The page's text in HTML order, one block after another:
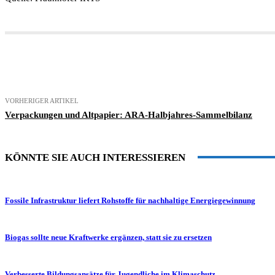
VORHERIGER ARTIKEL
Verpackungen und Altpapier: ARA-Halbjahres-Sammelbilanz
KÖNNTE SIE AUCH INTERESSIEREN
Fossile Infrastruktur liefert Rohstoffe für nachhaltige Energiegewinnung
Biogas sollte neue Kraftwerke ergänzen, statt sie zu ersetzen